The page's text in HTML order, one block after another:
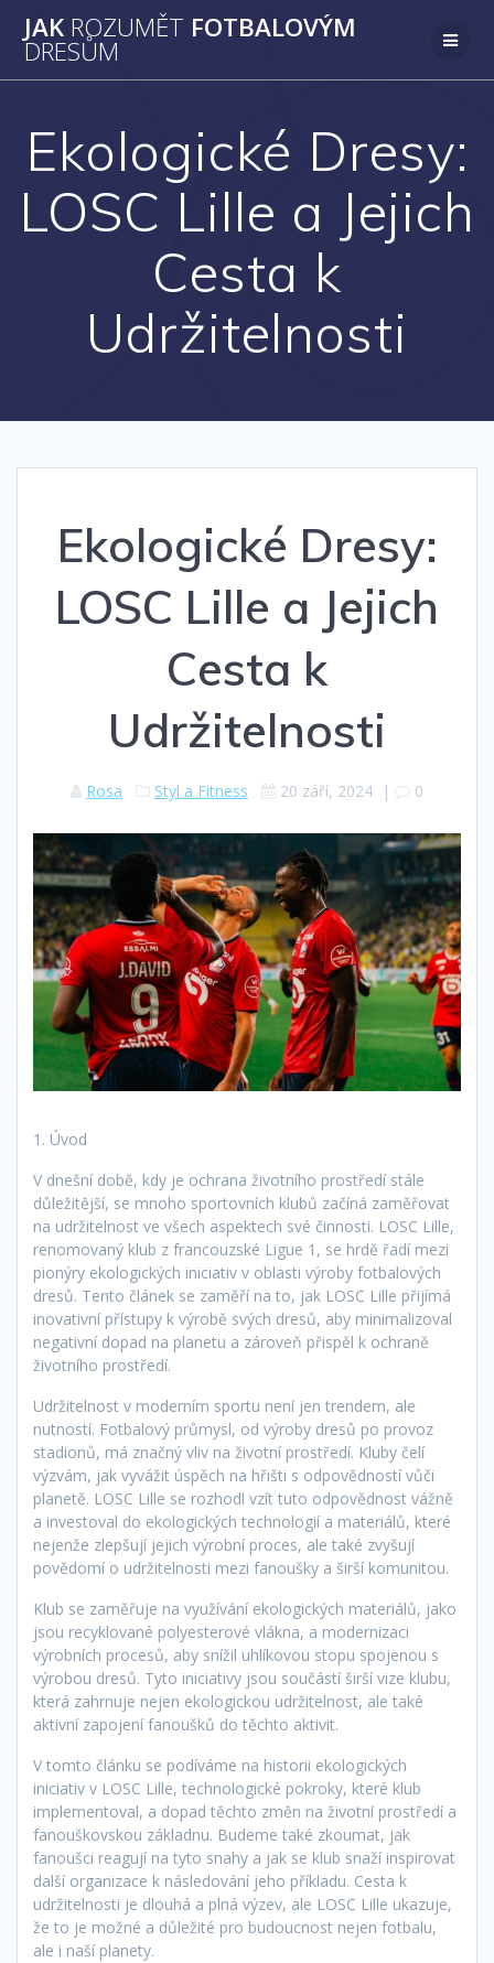
na
JAK ROZUMĚT FOTBALOVÝM
DRESŮM
Ekologické Dresy:
LOSC Lille a Jejich
Cesta k
Udržitelnosti
Ekologické Dresy:
LOSC Lille a Jejich
Cesta k
Udržitelnosti
Rosa Styl a Fitness 20 září, 2024 | 0
1. Úvod
V dnešní době, kdy je ochrana životního prostředí stále
důležitější, se mnoho sportovních klubů začíná zaměřovat
na udržitelnost ve všech aspektech své činnosti. LOSC Lille,
renomovaný klub z francouzské Ligue 1, se hrdě řadí mezi
pionýry ekologických iniciativ v oblasti výroby fotbalových
dresů. Tento článek se zaměří na to, jak LOSC Lille přijímá
inovativní přístupy k výrobě svých dresů, aby minimalizoval
negativní dopad na planetu a zároveň přispěl k ochraně
životního prostředí.
Udržitelnost v moderním sportu není jen trendem, ale
nutností. Fotbalový průmysl, od výroby dresů po provoz
stadionů, má značný vliv na životní prostředí. Kluby čelí
výzvám, jak vyvážit úspěch na hřišti s odpovědností vůči
planetě. LOSC Lille se rozhodl vzít tuto odpovědnost vážně
a investoval do ekologických technologií a materiálů, které
nejenže zlepšují jejich výrobní proces, ale také zvyšují
povědomí o udržitelnosti mezi fanoušky a širší komunitou.
Klub se zaměřuje na využívání ekologických materiálů, jako
jsou recyklované polyesterové vlákna, a modernizaci
výrobních procesů, aby snížil uhlíkovou stopu spojenou s
výrobou dresů. Tyto iniciativy jsou součástí širší vize klubu,
která zahrnuje nejen ekologickou udržitelnost, ale také
aktivní zapojení fanoušků do těchto aktivit.
V tomto článku se podíváme na historii ekologických
iniciativ v LOSC Lille, technologické pokroky, které klub
implementoval, a dopad těchto změn na životní prostředí a
fanouškovskou základnu. Budeme také zkoumat, jak
fanoušci reagují na tyto snahy a jak se klub snaží inspirovat
další organizace k následování jeho příkladu. Cesta k
udržitelnosti je dlouhá a plná výzev, ale LOSC Lille ukazuje,
že to je možné a důležité pro budoucnost nejen fotbalu,
ale i naší planety.